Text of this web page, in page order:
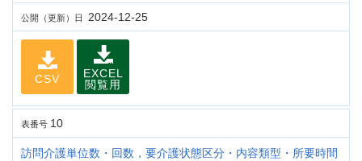
公開（更新）日 2024-12-25
CSV
EXCEL
閲覧用
表番号 10
訪問介護単位数・回数，要介護状態区分・内容類型・所要時間